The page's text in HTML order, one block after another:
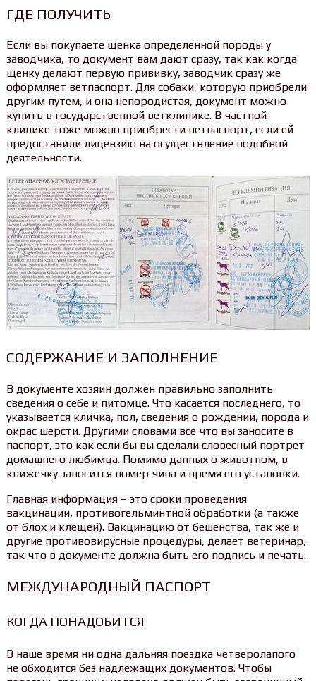
ГДЕ ПОЛУЧИТЬ
Если вы покупаете щенка определенной породы у
заводчика, то документ вам дают сразу, так как когда
щенку делают первую прививку, заводчик сразу же
оформляет ветпаспорт. Для собаки, которую приобрели
другим путем, и она непородистая, документ можно
купить в государственной ветклинике. В частной
клинике тоже можно приобрести ветпаспорт, если ей
предоставили лицензию на осуществление подобной
деятельности.
СОДЕРЖАНИЕ И ЗАПОЛНЕНИЕ
В документе хозяин должен правильно заполнить
сведения о себе и питомце. Что касается последнего, то
указывается кличка, пол, сведения о рождении, порода и
окрас шерсти. Другими словами все что вы заносите в
паспорт, это как если бы вы сделали словесный портрет
домашнего любимца. Помимо данных о животном, в
книжечку заносится номер чипа и время его установки.
Главная информация – это сроки проведения
вакцинации, противогельминтной обработки (а также
от блох и клещей). Вакцинацию от бешенства, так же и
другие противовирусные процедуры, делает ветеринар,
так что в документе должна быть его подпись и печать.
МЕЖДУНАРОДНЫЙ ПАСПОРТ
КОГДА ПОНАДОБИТСЯ
В наше время ни одна дальняя поездка четверолапого
не обходится без надлежащих документов. Чтобы